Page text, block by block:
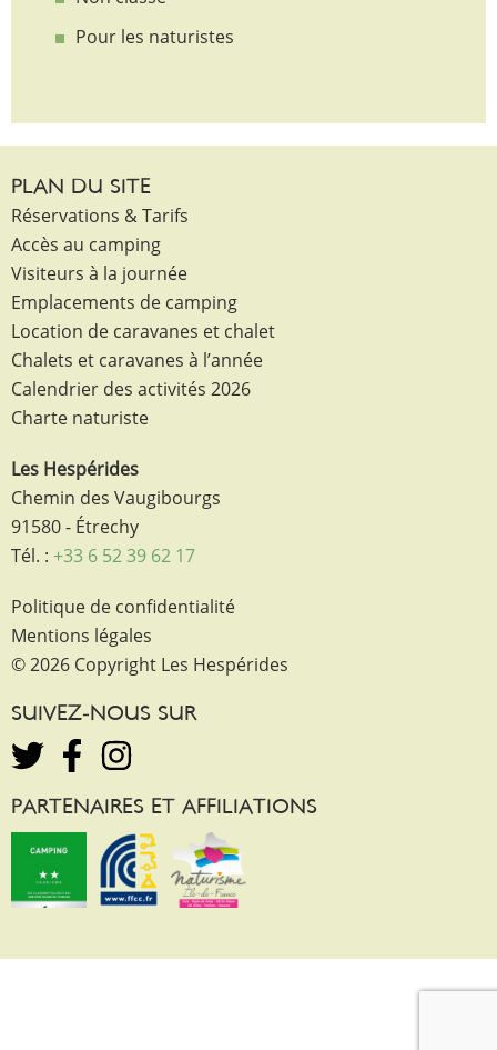
Pour les naturistes
PLAN DU SITE
Réservations & Tarifs
Accès au camping
Visiteurs à la journée
Emplacements de camping
Location de caravanes et chalet
Chalets et caravanes à l’année
Calendrier des activités 2026
Charte naturiste
Les Hespérides
Chemin des Vaugibourgs
91580 - Étrechy
Tél. : +33 6 52 39 62 17
Politique de confidentialité
Mentions légales
© 2026 Copyright Les Hespérides
SUIVEZ-NOUS SUR
PARTENAIRES ET AFFILIATIONS